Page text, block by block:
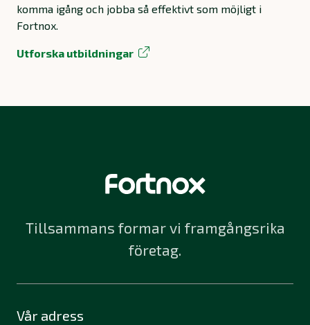
komma igång och jobba så effektivt som möjligt i
Fortnox.
Utforska utbildningar
Tillsammans formar vi framgångsrika
företag.
Vår adress